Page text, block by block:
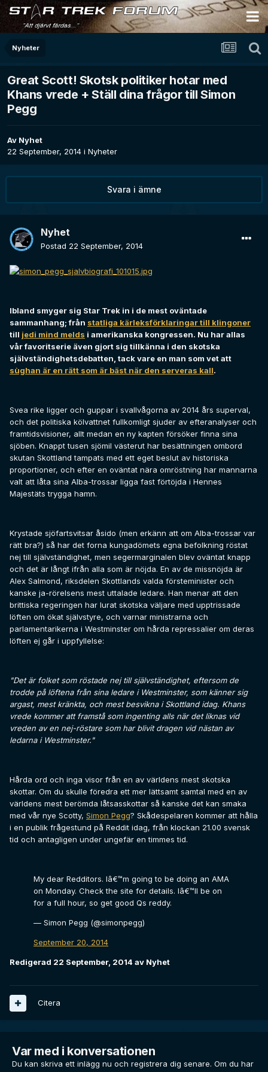
Nyheter
Great Scott! Skotsk politiker hotar med
Khans vrede + Ställ dina frågor till Simon
Pegg
Av Nyhet
22 September, 2014 i Nyheter
Svara i ämne
Nyhet
Postad 22 September, 2014
Ibland smyger sig Star Trek in i de mest oväntade
sammanhang; från statliga kärleksförklaringar till klingoner
till jedi mind melds i amerikanska kongressen. Nu har allas
vår favoritserie även gjort sig tillkänna i den skotska
självständighetsdebatten, tack vare en man som vet att
sùghan är en rätt som är bäst när den serveras kall.
Svea rike ligger och guppar i svallvågorna av 2014 års superval,
och det politiska kölvattnet fullkomligt sjuder av efteranalyser och
framtidsvisioner, allt medan en ny kapten försöker finna sina
sjöben. Knappt tusen sjömil västerut har besättningen ombord
skutan Skottland tampats med ett eget beslut av historiska
proportioner, och efter en oväntat nära omröstning har mannarna
valt att låta sina Alba-trossar ligga fast förtöjda i Hennes
Majestäts trygga hamn.
Krystade sjöfartsvitsar åsido (men erkänn att om Alba-trossar var
rätt bra?) så har det forna kungadömets egna befolkning röstat
nej till självständighet, men segermarginalen blev oväntat knapp
och det är långt ifrån alla som är nöjda. En av de missnöjda är
Alex Salmond, riksdelen Skottlands valda försteminister och
kanske ja-rörelsens mest uttalade ledare. Han menar att den
brittiska regeringen har lurat skotska väljare med upptrissade
löften om ökat självstyre, och varnar ministrarna och
parlamentarikerna i Westminster om hårda repressalier om deras
löften ej går i uppfyllelse:
"Det är folket som röstade nej till självständighet, eftersom de
trodde på löftena från sina ledare i Westminster, som känner sig
argast, mest kränkta, och mest besvikna i Skottland idag. Khans
vrede kommer att framstå som ingenting alls när det liknas vid
vreden av en nej-röstare som har blivit dragen vid nästan av
ledarna i Westminster."
Hårda ord och inga visor från en av världens mest skotska
skottar. Om du skulle föredra ett mer lättsamt samtal med en av
världens mest berömda låtsasskottar så kanske det kan smaka
med vår nye Scotty, Simon Pegg? Skådespelaren kommer att hålla
i en publik frågestund på Reddit idag, från klockan 21.00 svensk
tid och antagligen under ungefär en timmes tid.
My dear Redditors. Iâ€™m going to be doing an AMA
on Monday. Check the site for details. Iâ€™ll be on
for a full hour, so get good Qs reddy.
— Simon Pegg (@simonpegg)
September 20, 2014
Redigerad 22 September, 2014av Nyhet
Citera
Var med i konversationen
Du kan skriva ett inlägg nu och registrera dig senare. Om du har